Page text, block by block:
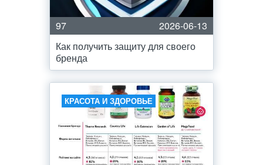
97
2026-06-13
Как получить защиту для своего
бренда
КРАСОТА И ЗДОРОВЬЕ